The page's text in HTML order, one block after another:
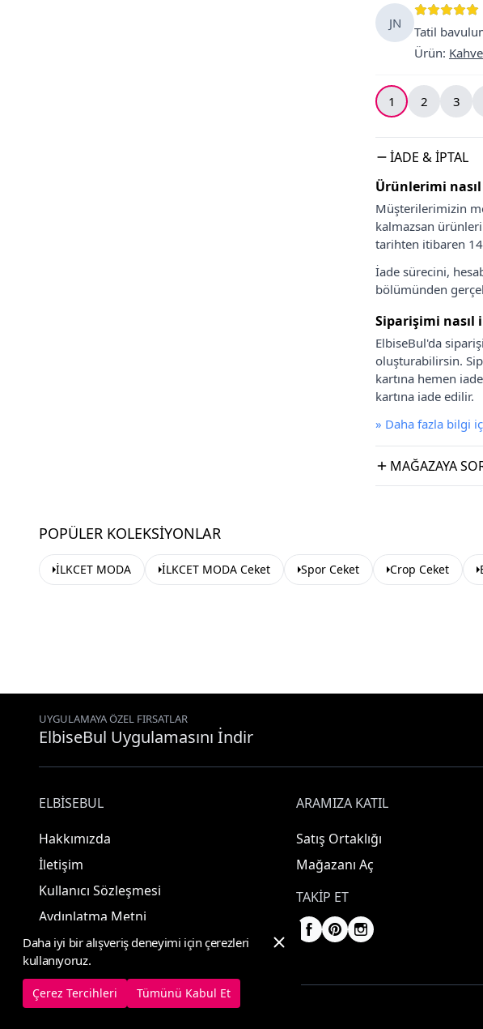
JN
Tatil
Ürün:
1 2 3
İADE & İPTAL
Ürünlerimi
Müşterilerimizin
kalmazsan
tarihten itibaren
İade sürecini,
bölümünden
Siparişimi
ElbiseBul'da
oluşturabilirsin.
kartına hemen
kartına iade edilir.
» Daha fazla bilgi
MAĞAZAYA
POPÜLER KOLEKSIYONLAR
İLKCET MODA İLKCET MODA Ceket Spor Ceket Crop Ceket
UYGULAMAYA ÖZEL FIRSATLAR
ElbiseBul Uygulamasını İndir
ELBISEBUL
Hakkımızda
İletişim
Kullanıcı Sözleşmesi
Aydınlatma Metni
ARAMIZA KATIL
Satış Ortaklığı
Mağazanı Aç
TAKIP ET
© 2025 ElbiseBul -Her Hakkı Saklıdır
Daha iyi bir alışveriş deneyimi için çerezleri
kullanıyoruz.
Çerez Tercihleri Tümünü Kabul Et